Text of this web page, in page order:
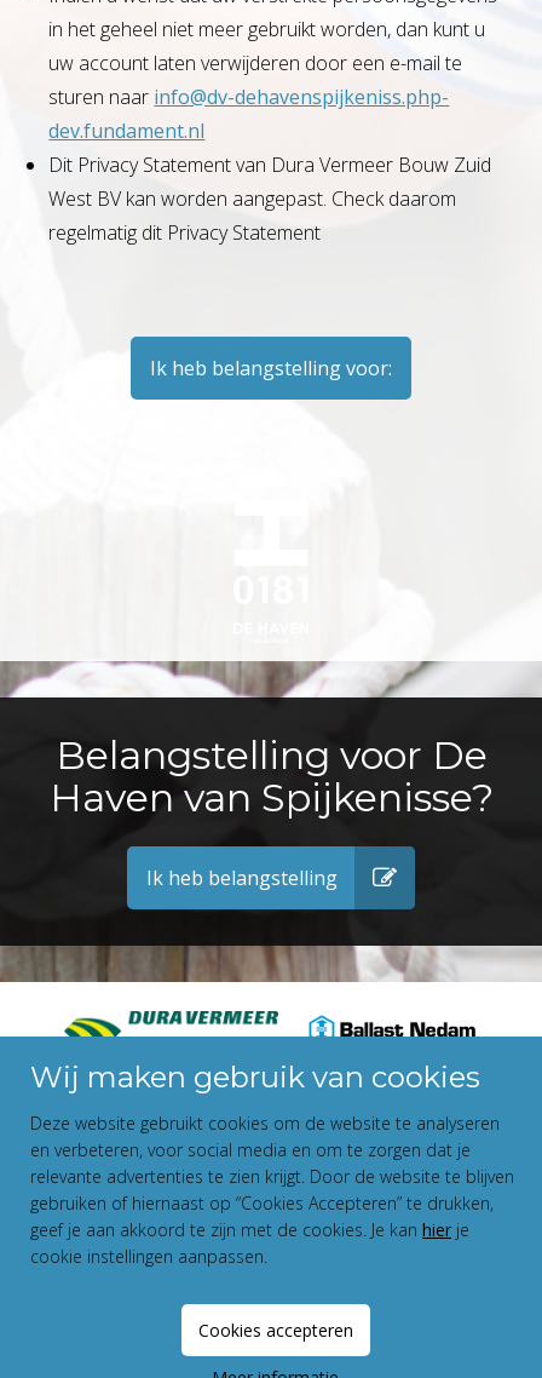
in het geheel niet meer gebruikt worden, dan kunt u
uw account laten verwijderen door een e-mail te
sturen naar info@dv-dehavenspijkeniss.php-
dev.fundament.nl
Dit Privacy Statement van Dura Vermeer Bouw Zuid
West BV kan worden aangepast. Check daarom
regelmatig dit Privacy Statement
Ik heb belangstelling voor:
Belangstelling voor De
Haven van Spijkenisse?
Ik heb belangstelling
Disclaimer
Fundament All Media
Wij maken gebruik van cookies
Deze website gebruikt cookies om de website te analyseren
en verbeteren, voor social media en om te zorgen dat je
relevante advertenties te zien krijgt. Door de website te blijven
gebruiken of hiernaast op “Cookies Accepteren” te drukken,
geef je aan akkoord te zijn met de cookies. Je kan hier je
cookie instellingen aanpassen.
Cookies accepteren